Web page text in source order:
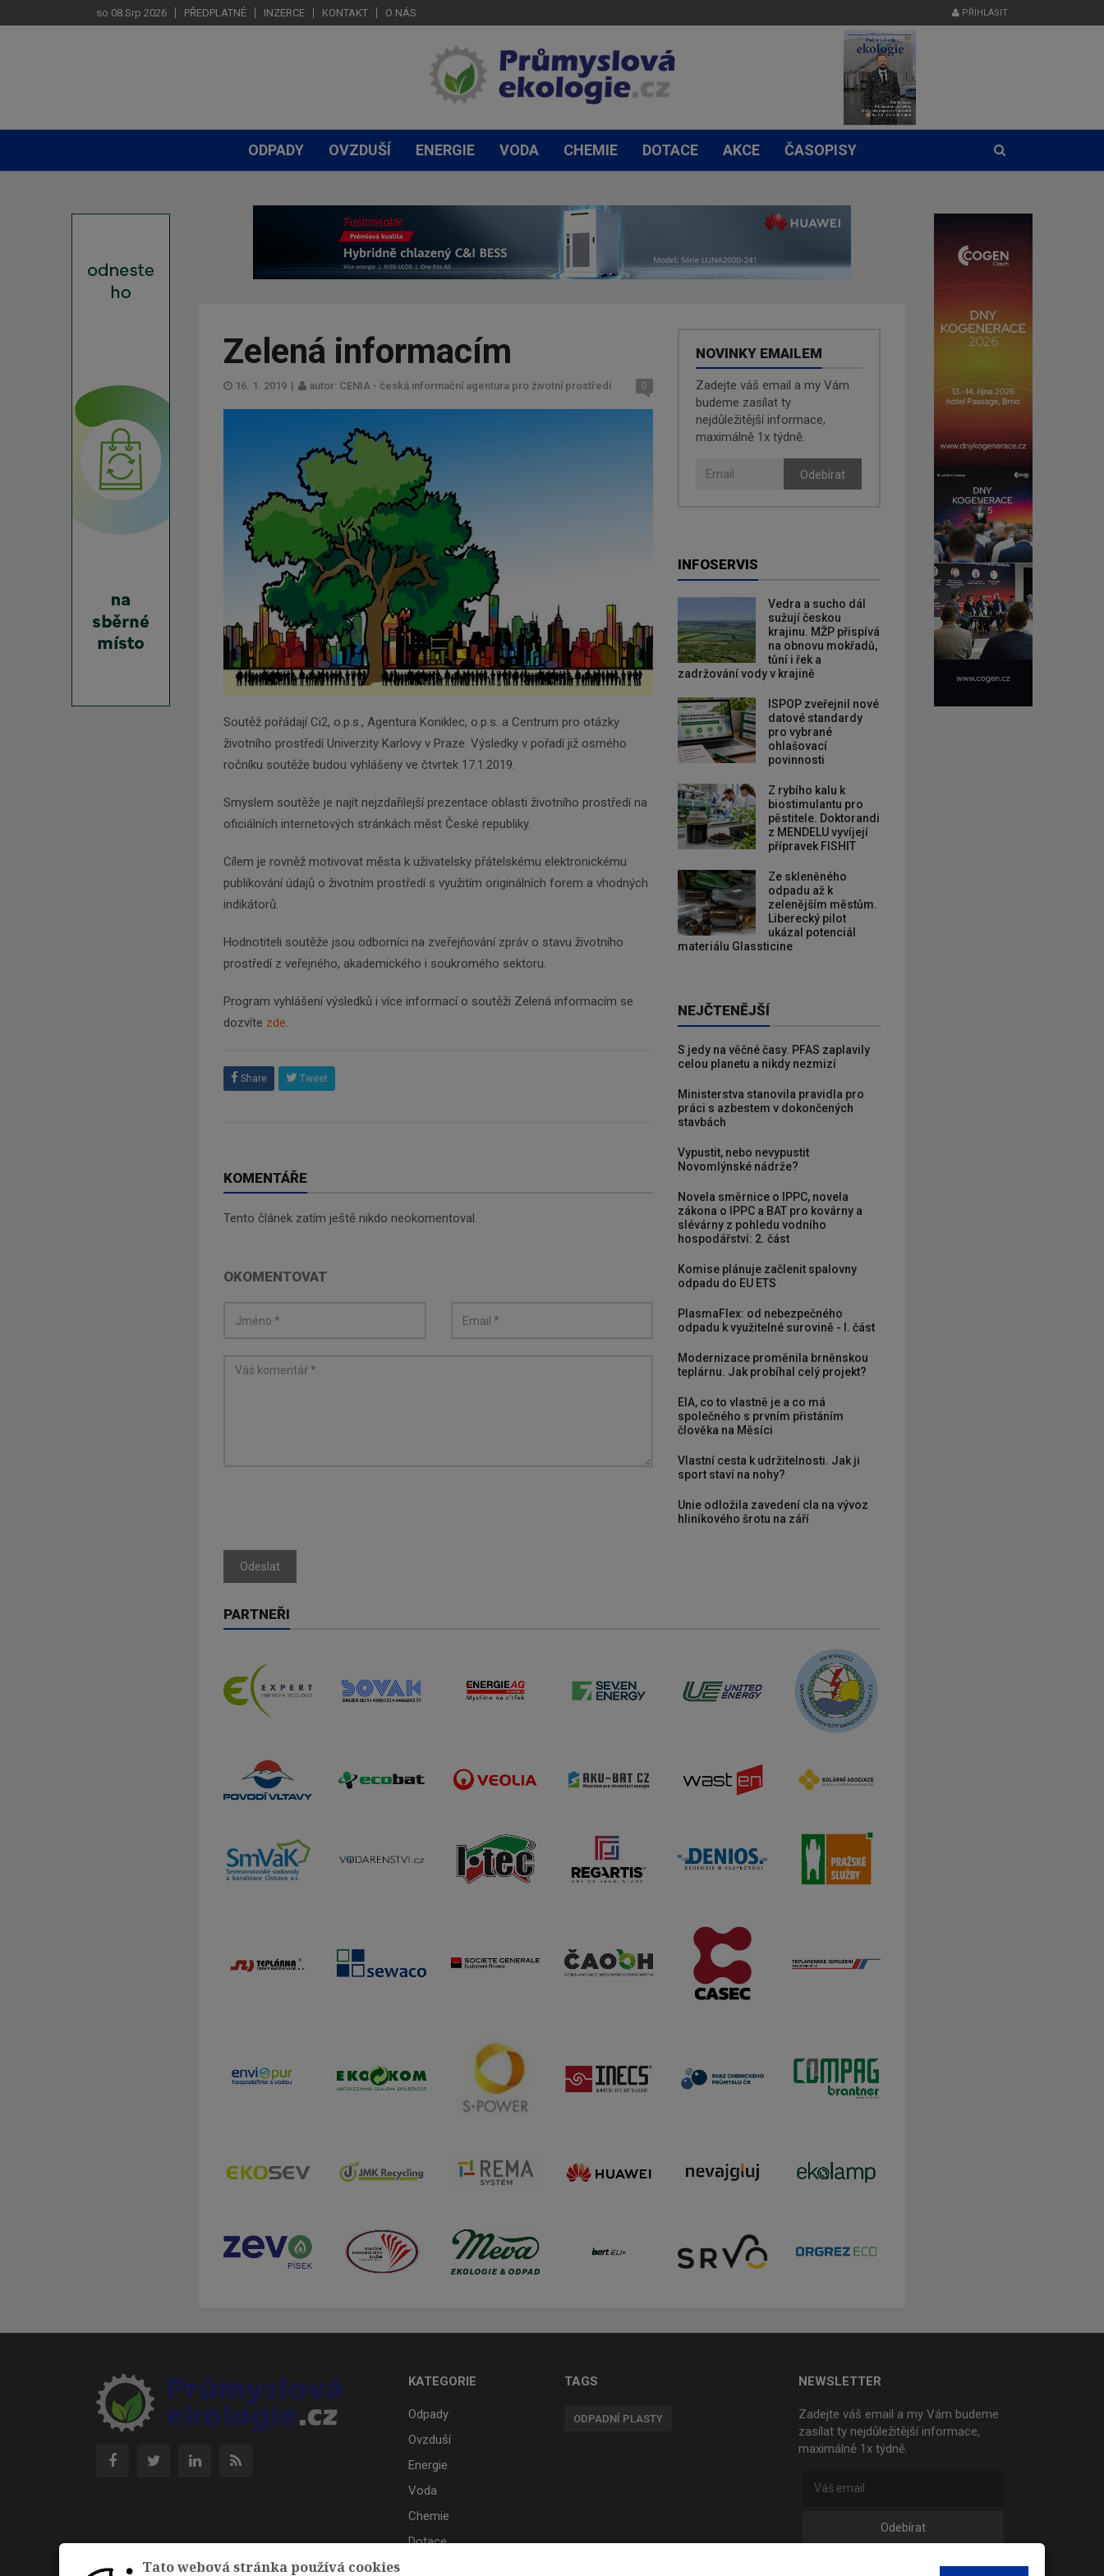
Tato webová stránka používá cookies
so 08.Srp 2026 PŘEDPLATNÉ INZERCE KONTAKT O NÁS PŘIHLÁSIT
ODPADY OVZDUŠÍ ENERGIE VODA CHEMIE DOTACE AKCE ČASOPISY
Zelená informacím
16. 1. 2019 | autor: CENIA - česká informační agentura pro životní prostředí 0
Soutěž pořádají Ci2, o.p.s., Agentura Koniklec, o.p.s. a Centrum pro otázky
životního prostředí Univerzity Karlovy v Praze. Výsledky v pořadí již osmého
ročníku soutěže budou vyhlášeny ve čtvrtek 17.1.2019.
Smyslem soutěže je najít nejzdařilejší prezentace oblasti životního prostředí na
oficiálních internetových stránkách měst České republiky.
Cílem je rovněž motivovat města k uživatelsky přátelskému elektronickému
publikování údajů o životním prostředí s využitím originálních forem a vhodných
indikátorů.
Hodnotiteli soutěže jsou odborníci na zveřejňování zpráv o stavu životního
prostředí z veřejného, akademického i soukromého sektoru.
Program vyhlášení výsledků i více informací o soutěži Zelená informacím se
dozvíte zde.
Share Tweet
KOMENTÁŘE
Tento článek zatím ještě nikdo neokomentoval.
OKOMENTOVAT
Odeslat
NOVINKY EMAILEM
Zadejte váš email a my Vám
budeme zasílat ty
nejdůležitější informace,
maximálně 1x týdně.
Odebírat
INFOSERVIS
Vedra a sucho dál
sužují českou
krajinu. MŽP přispívá
na obnovu mokřadů,
tůní i řek a
zadržování vody v krajině
ISPOP zveřejnil nové
datové standardy
pro vybrané
ohlašovací
povinnosti
Z rybího kalu k
biostimulantu pro
pěstitele. Doktorandi
z MENDELU vyvíjejí
přípravek FISHIT
Ze skleněného
odpadu až k
zelenějším městům.
Liberecký pilot
ukázal potenciál
materiálu Glassticine
NEJČTENĚJŠÍ
S jedy na věčné časy. PFAS zaplavily
celou planetu a nikdy nezmizí
Ministerstva stanovila pravidla pro
práci s azbestem v dokončených
stavbách
Vypustit, nebo nevypustit
Novomlýnské nádrže?
Novela směrnice o IPPC, novela
zákona o IPPC a BAT pro kovárny a
slévárny z pohledu vodního
hospodářství: 2. část
Komise plánuje začlenit spalovny
odpadu do EU ETS
PlasmaFlex: od nebezpečného
odpadu k využitelné surovině - I. část
Modernizace proměnila brněnskou
teplárnu. Jak probíhal celý projekt?
EIA, co to vlastně je a co má
společného s prvním přistáním
člověka na Měsíci
Vlastní cesta k udržitelnosti. Jak ji
sport staví na nohy?
Unie odložila zavedení cla na vývoz
hliníkového šrotu na září
PARTNEŘI
KATEGORIE
Odpady
Ovzduší
Energie
Voda
Chemie
Dotace
TAGS
ODPADNÍ PLASTY
NEWSLETTER
Zadejte váš email a my Vám budeme
zasílat ty nejdůležitější informace,
maximálně 1x týdně.
Odebírat